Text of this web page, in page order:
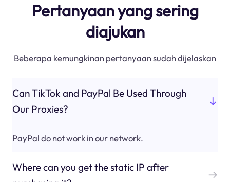
Pertanyaan yang sering
diajukan
Beberapa kemungkinan pertanyaan sudah dijelaskan
Can TikTok and PayPal Be Used Through
Our Proxies?
PayPal do not work in our network.
Where can you get the static IP after